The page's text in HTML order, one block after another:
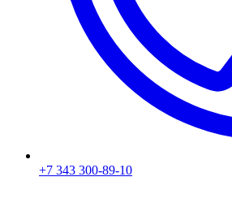
+7 343 300-89-10